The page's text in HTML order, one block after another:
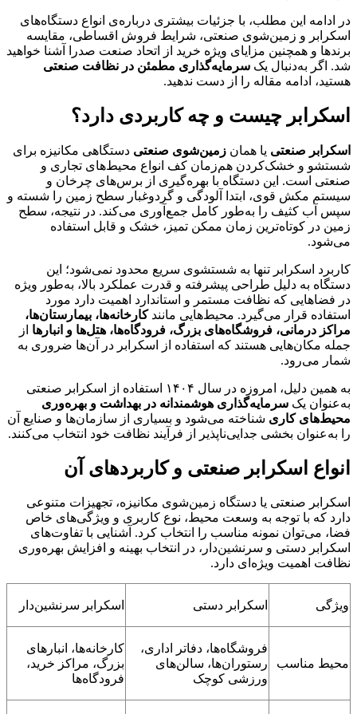
در ادامه این مطلب، با جزئیات بیشتری درباره‌ی انواع دستگاه‌های
اسکرابر و زمین‌شوی صنعتی، شرایط فروش اقساطی، مقایسه
برندها و همچنین مزایای ویژه خرید از اتحاد صنعت صدرا آشنا خواهید
شد. اگر به‌دنبال یک سرمایه‌گذاری مطمئن در نظافت صنعتی
هستید، ادامه مقاله را از دست ندهید.
اسکرابر چیست و چه کاربردی دارد؟
اسکرابر صنعتی یا همان زمین‌شوی صنعتی دستگاهی مکانیزه برای
شستشو و خشک‌کردن هم‌زمان کف انواع محیط‌های تجاری و
صنعتی است. این دستگاه با بهره‌گیری از برس‌های چرخان و
سیستم مکش قوی، ابتدا آلودگی و گردوغبار سطح زمین را شسته و
سپس آب کثیف را به‌طور کامل جمع‌آوری می‌کند. در نتیجه، سطح
زمین در کوتاه‌ترین زمان ممکن تمیز، خشک و قابل استفاده
می‌شود.
کاربرد اسکرابر تنها به شستشوی سریع محدود نمی‌شود؛ این
دستگاه به دلیل طراحی پیشرفته و قدرت عملکرد بالا، به‌طور ویژه
در فضاهایی که نظافت مستمر و استاندارد اهمیت دارد مورد
استفاده قرار می‌گیرد. محیط‌هایی مانندکارخانه‌ها، بیمارستان‌ها،
مراکز درمانی، فروشگاه‌های بزرگ، فرودگاه‌ها، هتل‌ها و انبارها از
جمله مکان‌هایی هستند که استفاده از اسکرابر در آن‌ها ضروری به
شمار می‌رود.
به همین دلیل، امروزه در سال ۱۴۰۴ استفاده از اسکرابر صنعتی
به‌عنوان یک سرمایه‌گذاری هوشمندانه در بهداشت و بهره‌وری
محیط‌های کاری شناخته می‌شود و بسیاری از سازمان‌ها و صنایع آن
را به‌عنوان بخشی جدایی‌ناپذیر از فرآیند نظافت خود انتخاب می‌کنند.
انواع اسکرابر صنعتی و کاربردهای آن
اسکرابر صنعتی یا دستگاه زمین‌شوی مکانیزه، تجهیزات متنوعی
دارد که با توجه به وسعت محیط، نوع کاربری و ویژگی‌های خاص
فضا، می‌توان نمونه مناسب را انتخاب کرد. آشنایی با تفاوت‌های
اسکرابر دستی و سرنشین‌دار، در انتخاب بهینه و افزایش بهره‌وری
نظافت اهمیت ویژه‌ای دارد.
ویژگی اسکرابر دستی اسکرابر سرنشین‌دار
محیط مناسب
فروشگاه‌ها، دفاتر اداری،
رستوران‌ها، سالن‌های
ورزشی کوچک
کارخانه‌ها، انبارهای
بزرگ، مراکز خرید،
فرودگاه‌ها